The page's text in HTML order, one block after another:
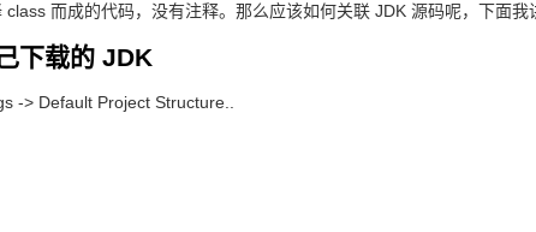
而成的代码，没有注释。那么应该如何关联 JDK 源码呢，下面我
下载的 JDK
-> Default Project Structure..